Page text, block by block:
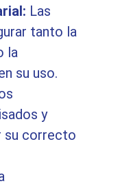
Las
tanto la
la
su uso.
y
su correcto